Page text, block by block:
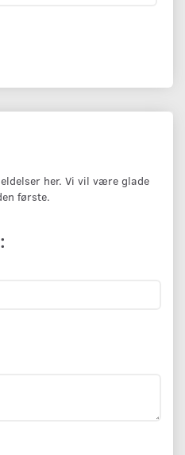
her. Vi vil være glade
første.